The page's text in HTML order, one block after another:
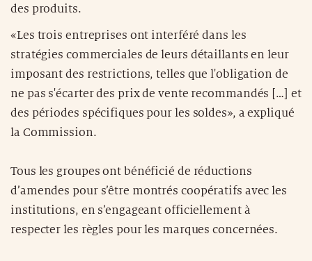
des produits.
«Les trois entreprises ont interféré dans les
stratégies commerciales de leurs détaillants en leur
imposant des restrictions, telles que l'obligation de
ne pas s'écarter des prix de vente recommandés […] et
des périodes spécifiques pour les soldes», a expliqué
la Commission.
Tous les groupes ont bénéficié de réductions
d’amendes pour s’être montrés coopératifs avec les
institutions, en s’engageant officiellement à
respecter les règles pour les marques concernées.